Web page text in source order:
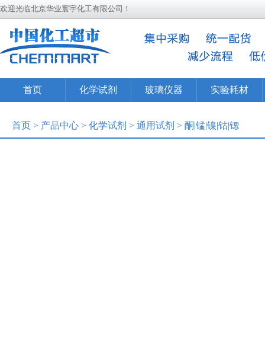
欢迎光临北京华业寰宇化工有限公司！
首页 化学试剂 玻璃仪器 实验耗材
首页 > 产品中心 > 化学试剂 > 通用试剂 > 酮|锰|镍|钴|锶